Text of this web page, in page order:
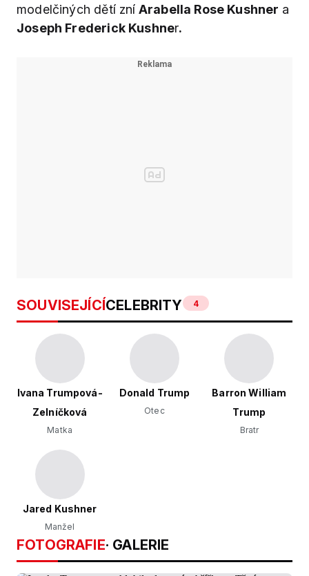
modelčiných dětí zní Arabella Rose Kushner a
Joseph Frederick Kushner.
SOUVISEJÍCÍCELEBRITY 4
Ivana Trumpová-
Zelníčková
Matka
Donald Trump
Otec
Barron William
Trump
Bratr
Jared Kushner
Manžel
FOTOGRAFIE· GALERIE